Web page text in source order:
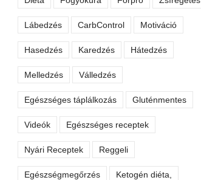
Lábedzés CarbControl Motiváció
Hasedzés Karedzés Hátedzés
Melledzés Válledzés
Egészséges táplálkozás Gluténmentes
Videók Egészséges receptek
Nyári Receptek Reggeli
Egészségmegőrzés Ketogén diéta,